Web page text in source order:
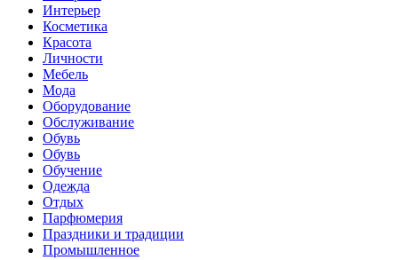
Интерьер
Косметика
Красота
Личности
Мебель
Мода
Оборудование
Обслуживание
Обувь
Обувь
Обучение
Одежда
Отдых
Парфюмерия
Праздники и традиции
Промышленное